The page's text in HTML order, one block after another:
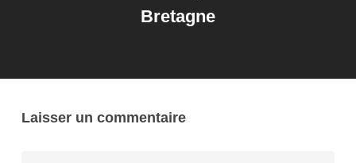
Bretagne
Laisser un commentaire